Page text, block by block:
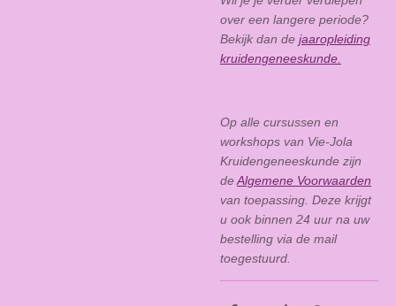
over een langere periode?
Bekijk dan de jaaropleiding
kruidengeneeskunde.
Op alle cursussen en
workshops van Vie-Jola
Kruidengeneeskunde zijn
deAlgemene Voorwaarden
van toepassing. Deze krijgt
u ook binnen 24 uur na uw
bestelling via de mail
toegestuurd.